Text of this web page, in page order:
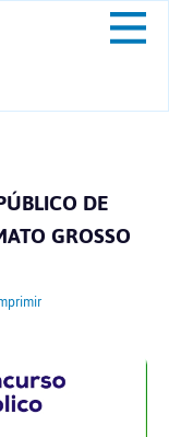
DE
GROSSO